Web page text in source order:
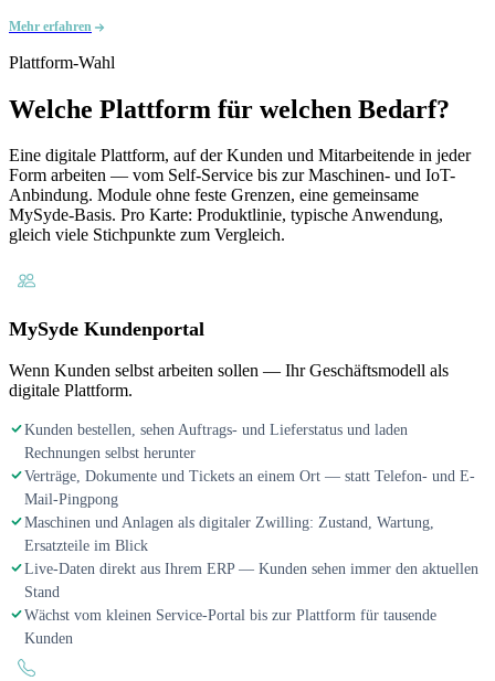
Mehr erfahren
Plattform-Wahl
Welche Plattform für welchen Bedarf?
Eine digitale Plattform, auf der Kunden und Mitarbeitende in jeder
Form arbeiten — vom Self-Service bis zur Maschinen- und IoT-
Anbindung. Module ohne feste Grenzen, eine gemeinsame
MySyde-Basis. Pro Karte: Produktlinie, typische Anwendung,
gleich viele Stichpunkte zum Vergleich.
MySyde Kundenportal
Wenn Kunden selbst arbeiten sollen — Ihr Geschäftsmodell als
digitale Plattform.
Kunden bestellen, sehen Auftrags- und Lieferstatus und laden
Rechnungen selbst herunter
Verträge, Dokumente und Tickets an einem Ort — statt Telefon- und E-
Mail-Pingpong
Maschinen und Anlagen als digitaler Zwilling: Zustand, Wartung,
Ersatzteile im Blick
Live-Daten direkt aus Ihrem ERP — Kunden sehen immer den aktuellen
Stand
Wächst vom kleinen Service-Portal bis zur Plattform für tausende
Kunden